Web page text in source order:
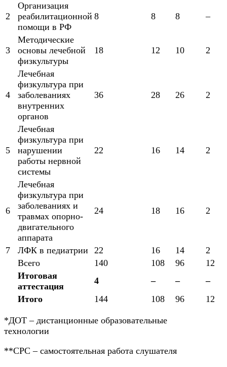
Средства массовой информации
и информативно-библиотечное
дело
Управление в технических
системах
Ветеринария и зоотехника
Подготовка к периодической
аккредитации
Основные Услуги
Дополнительные Услуги
2
Организация
реабилитационной
помощи в РФ
8 8 8 –
3
Методические
основы лечебной
физкультуры
18 12 10 2
4
Лечебная
физкультура при
заболеваниях
внутренних
органов
36 28 26 2
5
Лечебная
физкультура при
нарушении
работы нервной
системы
22 16 14 2
6
Лечебная
физкультура при
заболеваниях и
травмах опорно-
двигательного
аппарата
24 18 16 2
7 ЛФК в педиатрии 22 16 14
2
Всего
140 108 96
12
Итоговая
аттестация
4 – –
–
Итого
144 108 96 12
*ДОТ – дистанционные образовательные
технологии
**СРС – самостоятельная работа слушателя